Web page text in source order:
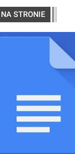
STRONIE